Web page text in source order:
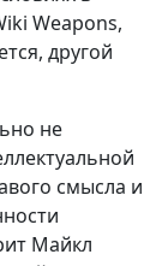
Weapons,
другой
не
смысла и
Майкл